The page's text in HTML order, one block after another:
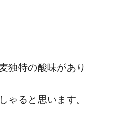
独特の酸味があり
ゃると思います。